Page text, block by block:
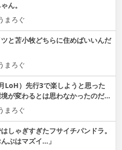
ん。
まろぐ
ツと苫小牧どちらに住めばいいんだ
まろぐ
LoH）先行3で楽しようと思った
が変わるとは思わなかったのだ…
まろぐ
しゃぎすぎたフサイチパンドラ。
ぶはマズイ…」